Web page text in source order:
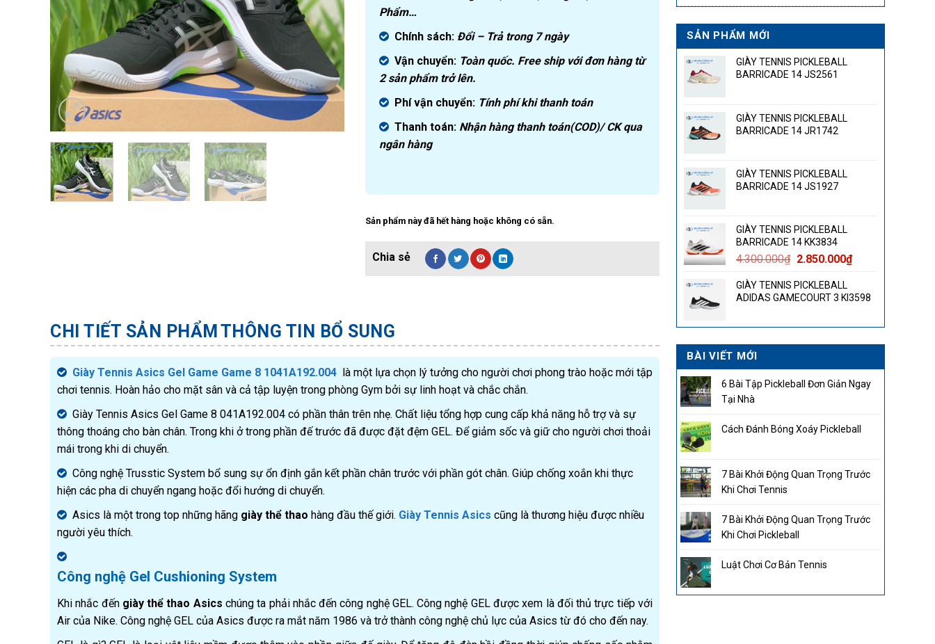
SẢN PHẨM MỚI
GIÀY TENNIS PICKLEBALL
BARRICADE 14 JS2561
GIÀY TENNIS PICKLEBALL
BARRICADE 14 JR1742
GIÀY TENNIS PICKLEBALL
BARRICADE 14 JS1927
GIÀY TENNIS PICKLEBALL
BARRICADE 14 KK3834
4.300.000₫ Giá
là:
4.300.000₫.
2.850.000₫Giá
là:
GIÀY TENNIS PICKLEBALL
ADIDAS GAMECOURT 3 KI3598
BÀI VIẾT MỚI
6 Bài Tập Pickleball Đơn Giản Ngay
Tại Nhà
Cách Đánh Bóng Xoáy Pickleball
7 Bài Khởi Động Quan Trọng Trước
Khi Chơi Tennis
7 Bài Khởi Động Quan Trọng Trước
Khi Chơi Pickleball
Luật Chơi Cơ Bản Tennis
Phẩm…
Chính sách: Đổi – Trả trong 7 ngày
Vận chuyển: Toàn quốc. Free ship với đơn hàng từ
2 sản phẩm trở lên.
Phí vận chuyển: Tính phí khi thanh toán
Thanh toán: Nhận hàng thanh toán(COD)/ CK qua
ngân hàng
Sản phẩm này đã hết hàng hoặc không có sẵn.
CHI TIẾT SẢN PHẨM THÔNG TIN BỔ SUNG
Giày Tennis Asics Gel Game Game 8 1041A192.004 là một lựa chọn lý tưởng cho người chơi phong trào hoặc mới tập
chơi tennis. Hoàn hảo cho mặt sân và cả tập luyện trong phòng Gym bởi sự linh hoạt và chắc chắn.
Giày Tennis Asics Gel Game 8 041A192.004 có phần thân trên nhẹ. Chất liệu tổng hợp cung cấp khả năng hỗ trợ và sự
thông thoáng cho bàn chân. Trong khi ở trong phần đế trước đã được đặt đệm GEL. Để giảm sốc và giữ cho người chơi thoải
mái trong khi di chuyển.
Công nghệ Trusstic System bổ sung sự ổn định gắn kết phần chân trước với phần gót chân. Giúp chống xoắn khi thực
hiện các pha di chuyển ngang hoặc đổi hướng di chuyển.
Asics là một trong top những hãng giày thể thao hàng đầu thế giới. Giày Tennis Asics cũng là thương hiệu được nhiều
người yêu thích.
Công nghệ Gel Cushioning System
Khi nhắc đến giày thể thao Asics chúng ta phải nhắc đến công nghệ GEL. Công nghệ GEL được xem là đối thủ trực tiếp với
Air của Nike. Công nghệ GEL của Asics được ra mắt năm 1986 và trở thành công nghệ chủ lực của Asics từ đó cho đến nay.